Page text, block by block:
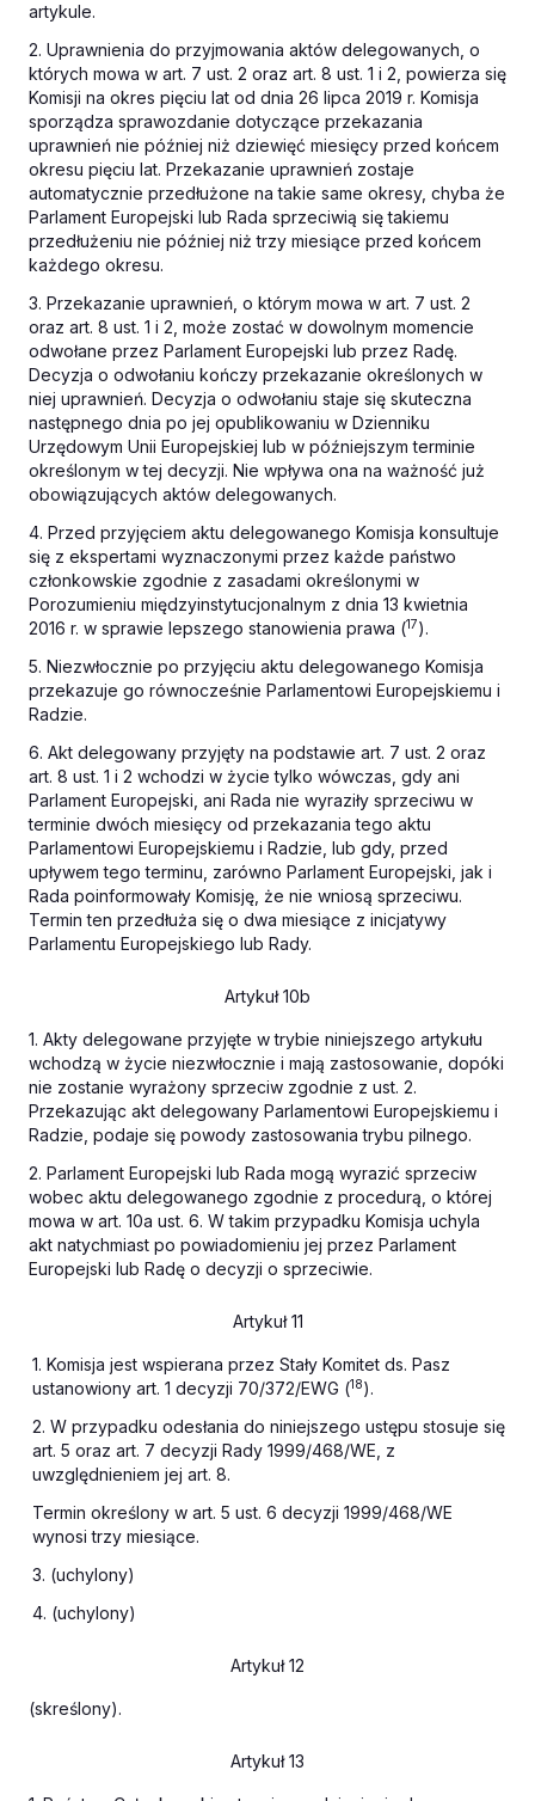
artykule.
2. Uprawnienia do przyjmowania aktów delegowanych, o
których mowa w art. 7 ust. 2 oraz art. 8 ust. 1 i 2, powierza się
Komisji na okres pięciu lat od dnia 26 lipca 2019 r. Komisja
sporządza sprawozdanie dotyczące przekazania
uprawnień nie później niż dziewięć miesięcy przed końcem
okresu pięciu lat. Przekazanie uprawnień zostaje
automatycznie przedłużone na takie same okresy, chyba że
Parlament Europejski lub Rada sprzeciwią się takiemu
przedłużeniu nie później niż trzy miesiące przed końcem
każdego okresu.
3. Przekazanie uprawnień, o którym mowa w art. 7 ust. 2
oraz art. 8 ust. 1 i 2, może zostać w dowolnym momencie
odwołane przez Parlament Europejski lub przez Radę.
Decyzja o odwołaniu kończy przekazanie określonych w
niej uprawnień. Decyzja o odwołaniu staje się skuteczna
następnego dnia po jej opublikowaniu w Dzienniku
Urzędowym Unii Europejskiej lub w późniejszym terminie
określonym w tej decyzji. Nie wpływa ona na ważność już
obowiązujących aktów delegowanych.
4. Przed przyjęciem aktu delegowanego Komisja konsultuje
się z ekspertami wyznaczonymi przez każde państwo
członkowskie zgodnie z zasadami określonymi w
Porozumieniu międzyinstytucjonalnym z dnia 13 kwietnia
2016 r. w sprawie lepszego stanowienia prawa (17).
5. Niezwłocznie po przyjęciu aktu delegowanego Komisja
przekazuje go równocześnie Parlamentowi Europejskiemu i
Radzie.
6. Akt delegowany przyjęty na podstawie art. 7 ust. 2 oraz
art. 8 ust. 1 i 2 wchodzi w życie tylko wówczas, gdy ani
Parlament Europejski, ani Rada nie wyraziły sprzeciwu w
terminie dwóch miesięcy od przekazania tego aktu
Parlamentowi Europejskiemu i Radzie, lub gdy, przed
upływem tego terminu, zarówno Parlament Europejski, jak i
Rada poinformowały Komisję, że nie wniosą sprzeciwu.
Termin ten przedłuża się o dwa miesiące z inicjatywy
Parlamentu Europejskiego lub Rady.
Artykuł 10b
1. Akty delegowane przyjęte w trybie niniejszego artykułu
wchodzą w życie niezwłocznie i mają zastosowanie, dopóki
nie zostanie wyrażony sprzeciw zgodnie z ust. 2.
Przekazując akt delegowany Parlamentowi Europejskiemu i
Radzie, podaje się powody zastosowania trybu pilnego.
2. Parlament Europejski lub Rada mogą wyrazić sprzeciw
wobec aktu delegowanego zgodnie z procedurą, o której
mowa w art. 10a ust. 6. W takim przypadku Komisja uchyla
akt natychmiast po powiadomieniu jej przez Parlament
Europejski lub Radę o decyzji o sprzeciwie.
Artykuł 11
1. Komisja jest wspierana przez Stały Komitet ds. Pasz
ustanowiony art. 1 decyzji 70/372/EWG (18).
2. W przypadku odesłania do niniejszego ustępu stosuje się
art. 5 oraz art. 7 decyzji Rady 1999/468/WE, z
uwzględnieniem jej art. 8.
Termin określony w art. 5 ust. 6 decyzji 1999/468/WE
wynosi trzy miesiące.
3. (uchylony)
4. (uchylony)
Artykuł 12
(skreślony).
Artykuł 13